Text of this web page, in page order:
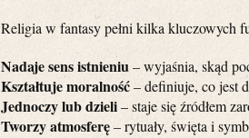
Religia w fantasy pełni kilka kluczowych
Nadaje sens istnieniu– wyjaśnia, skąd
Kształtuje moralność– definiuje, co jest
Jednoczy lub dzieli– staje się źródłem
Tworzy atmosferę– rytuały, święta i